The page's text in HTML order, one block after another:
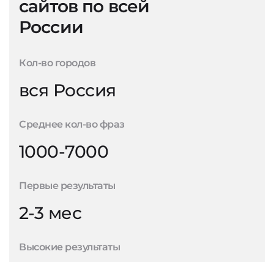
сайтов по всей
России
Кол-во городов
вся Россия
Среднее кол-во фраз
1000-7000
Первые результаты
2-3 мес
Высокие результаты